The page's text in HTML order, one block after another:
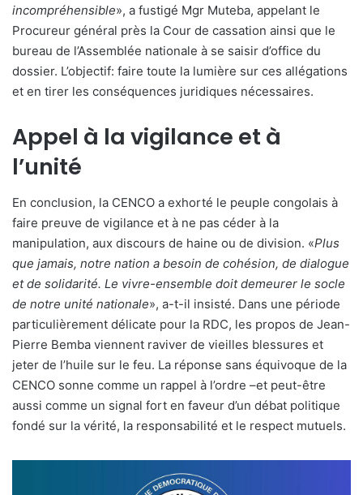
incompréhensible», a fustigé Mgr Muteba, appelant le
Procureur général près la Cour de cassation ainsi que le
bureau de l’Assemblée nationale à se saisir d’office du
dossier. L’objectif: faire toute la lumière sur ces allégations
et en tirer les conséquences juridiques nécessaires.
Appel à la vigilance et à
l’unité
En conclusion, la CENCO a exhorté le peuple congolais à
faire preuve de vigilance et à ne pas céder à la
manipulation, aux discours de haine ou de division. «Plus
que jamais, notre nation a besoin de cohésion, de dialogue
et de solidarité. Le vivre-ensemble doit demeurer le socle
de notre unité nationale», a-t-il insisté. Dans une période
particulièrement délicate pour la RDC, les propos de Jean-
Pierre Bemba viennent raviver de vieilles blessures et
jeter de l’huile sur le feu. La réponse sans équivoque de la
CENCO sonne comme un rappel à l’ordre –et peut-être
aussi comme un signal fort en faveur d’un débat politique
fondé sur la vérité, la responsabilité et le respect mutuels.